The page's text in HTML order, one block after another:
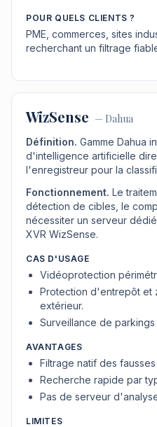
POUR QUELS CLIENTS ?
PME, commerces, sites
recherchant un filtrage
WizSense — Dahua
Définition. Gamme Dahua
d'intelligence artificielle
l'enregistreur pour la
Fonctionnement. Le
détection de cibles, le
nécessiter un serveur
XVR WizSense.
CAS D'USAGE
Vidéoprotection
Protection d'entrepôt et
extérieur.
Surveillance de
AVANTAGES
Filtrage natif des fausses
Recherche rapide par
Pas de serveur
LIMITES